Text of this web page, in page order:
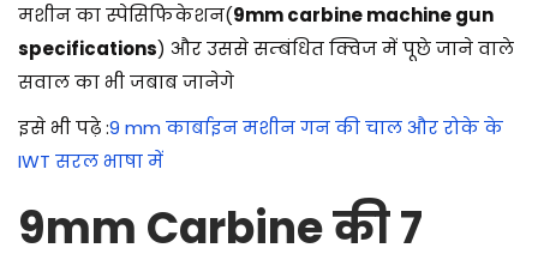
मशीन का स्पेसिफिकेशन(9mm carbine machine gun
specifications) और उससे सम्बंधित क्विज में पूछे जाने वाले
सवाल का भी जबाब जानेगे
इसे भी पढ़े :9 mm कार्बाइन मशीन गन की चाल और रोके के
IWT सरल भाषा में
9mm Carbine की 7